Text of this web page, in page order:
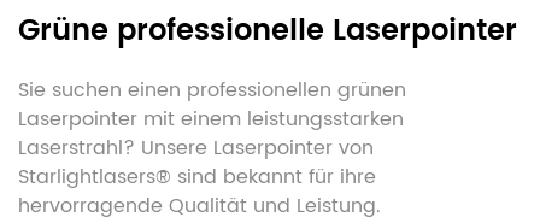
Grüne professionelle Laserpointer
Sie suchen einen professionellen grünen
Laserpointer mit einem leistungsstarken
Laserstrahl? Unsere Laserpointer von
Starlightlasers® sind bekannt für ihre
hervorragende Qualität und Leistung.